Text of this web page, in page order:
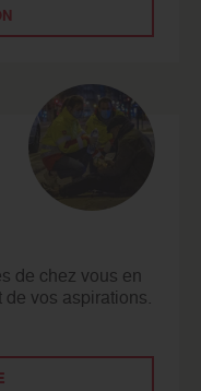
de chez vous en
vos aspirations.